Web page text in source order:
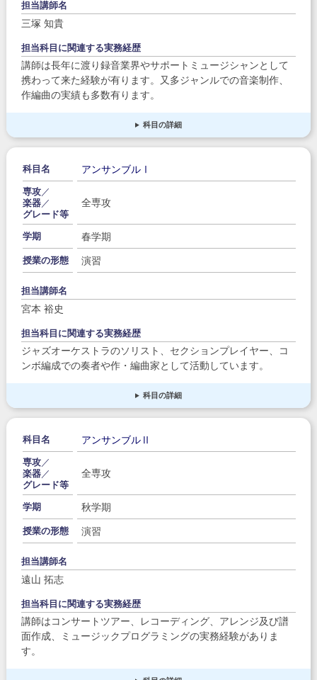
担当講師名
三塚 知貴
担当科目に関連する実務経歴
講師は長年に渡り録音業界やサポートミュージシャンとして
携わって来た経験が有ります。又多ジャンルでの音楽制作、
作編曲の実績も多数有ります。
科目の詳細
科目名 アンサンブルⅠ
専攻／
楽器／
グレード等
全専攻
学期 春学期
授業の形態 演習
担当講師名
宮本 裕史
担当科目に関連する実務経歴
ジャズオーケストラのソリスト、セクションプレイヤー、コ
ンボ編成での奏者や作・編曲家として活動しています。
科目の詳細
科目名 アンサンブルⅡ
専攻／
楽器／
グレード等
全専攻
学期 秋学期
授業の形態 演習
担当講師名
遠山 拓志
担当科目に関連する実務経歴
講師はコンサートツアー、レコーディング、アレンジ及び譜
面作成、ミュージックプログラミングの実務経験がありま
す。